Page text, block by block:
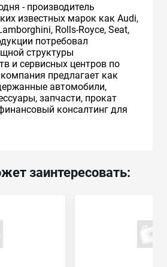
- производитель
известных марок как Audi,
Rolls-Royce, Seat,
потребовал
структуры
и сервисных центров по
предлагает как
автомобили,
запчасти, прокат
консалтинг для
заинтересовать: